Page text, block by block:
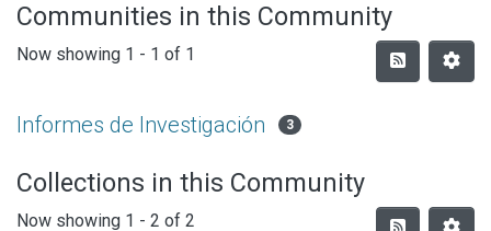
Communities in this Community
Now showing 1 - 1 of 1
Informes de Investigación 3
Collections in this Community
Now showing 1 - 2 of 2